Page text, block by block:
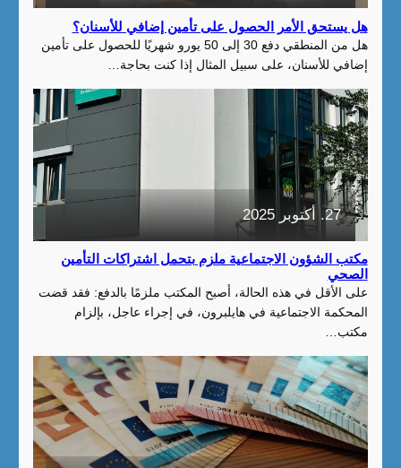
هل يستحق الأمر الحصول على تأمين إضافي للأسنان؟
هل من المنطقي دفع 30 إلى 50 يورو شهريًا للحصول على تأمين
إضافي للأسنان، على سبيل المثال إذا كنت بحاجة…
27. أكتوبر 2025
مكتب الشؤون الاجتماعية ملزم بتحمل اشتراكات التأمين
الصحي
على الأقل في هذه الحالة، أصبح المكتب ملزمًا بالدفع: فقد قضت
المحكمة الاجتماعية في هايلبرون، في إجراء عاجل، بإلزام
مكتب…